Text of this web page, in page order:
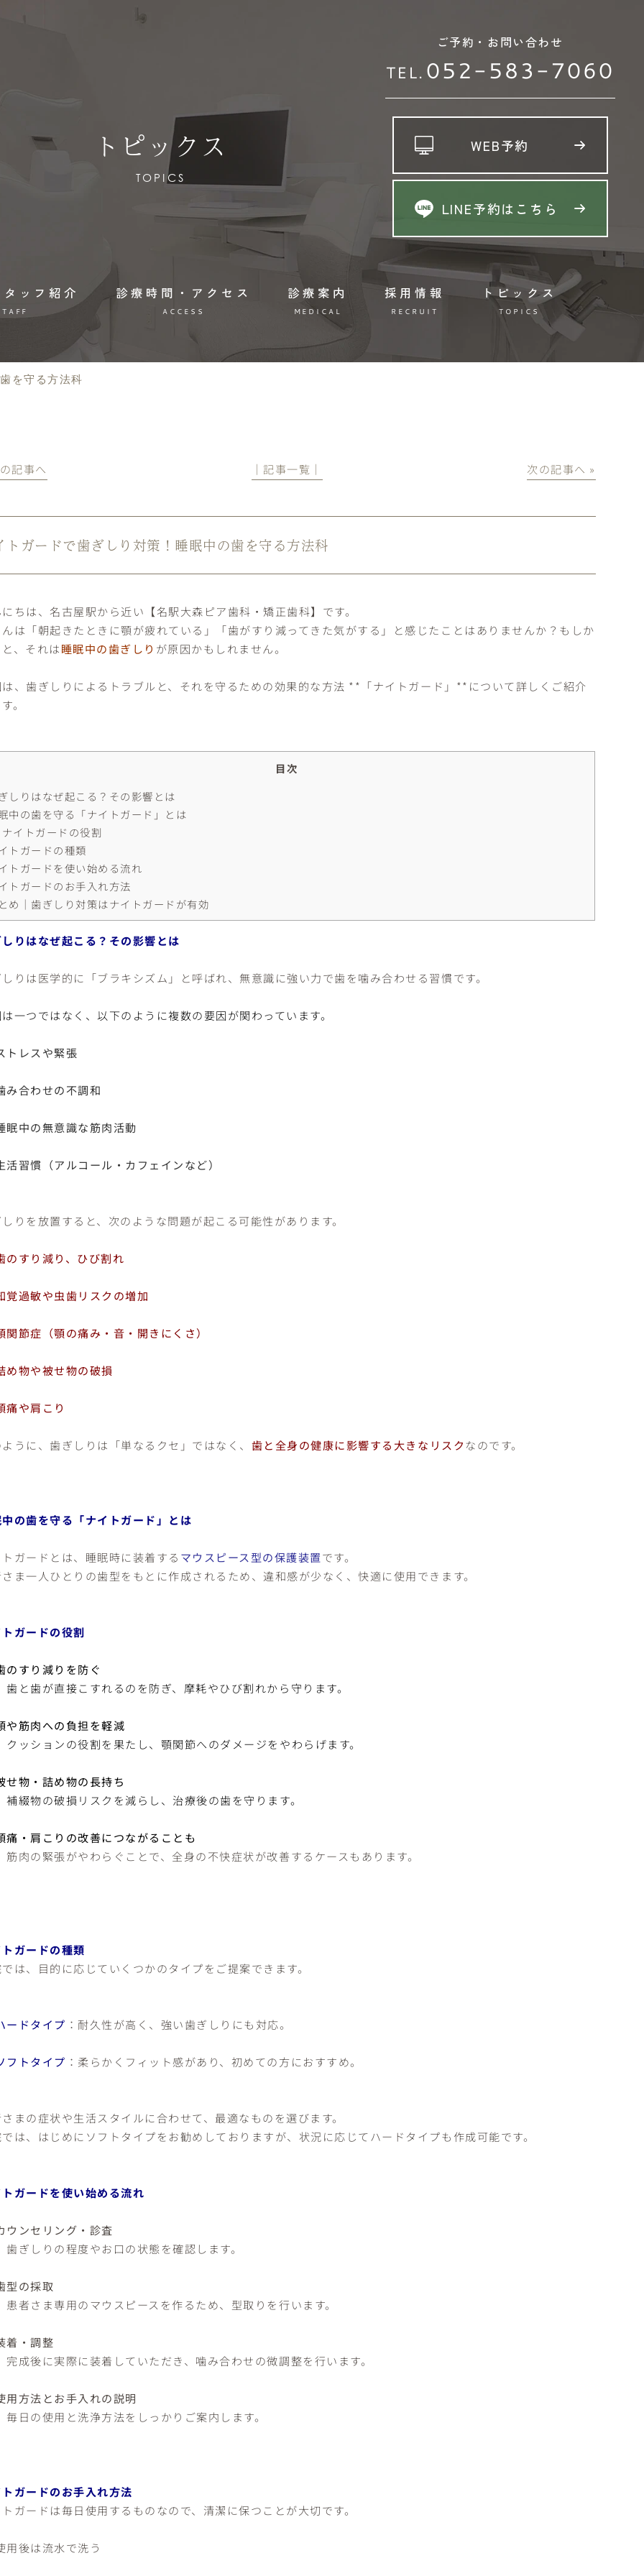
トピックス
TOPICS
ッフ紹介 診療時間・アクセス
ACCESS
診療案内
MEDICAL
採用情報
RECRUIT
トピックス
TOPICS
ご予約・お問い合わせ
TEL. 052-583-7060
WEB予約
LINE予約はこちら
を守る方法科
記事へ │記事一覧│ 次の記事へ »
トガードで歯ぎしり対策！睡眠中の歯を守る方法科
ちは、名古屋駅から近い【名駅大森ピア歯科・矯正歯科】です。
は「朝起きたときに顎が疲れている」「歯がすり減ってきた気がする」と感じたことはありませんか？もしか
、それは睡眠中の歯ぎしり が原因かもしれません。
、歯ぎしりによるトラブルと、それを守るための効果的な方法 **「ナイトガード」**について詳しくご紹介
。
目次
しりはなぜ起こる？その影響とは
中の歯を守る「ナイトガード」とは
ナイトガードの役割
トガードの種類
トガードを使い始める流れ
トガードのお手入れ方法
め｜歯ぎしり対策はナイトガードが有効
りはなぜ起こる？その影響とは
りは医学的に「ブラキシズム」と呼ばれ、無意識に強い力で歯を噛み合わせる習慣です。
一つではなく、以下のように複数の要因が関わっています。
トレスや緊張
み合わせの不調和
眠中の無意識な筋肉活動
活習慣（アルコール・カフェインなど）
りを放置すると、次のような問題が起こる可能性があります。
のすり減り、ひび割れ
覚過敏や虫歯リスクの増加
関節症（顎の痛み・音・開きにくさ）
め物や被せ物の破損
痛や肩こり
うに、歯ぎしりは「単なるクセ」ではなく、 歯と全身の健康に影響する大きなリスクなのです。
の歯を守る「ナイトガード」とは
ガードとは、睡眠時に装着する マウスピース型の保護装置です。
ま一人ひとりの歯型をもとに作成されるため、違和感が少なく、快適に使用できます。
ガードの役割
のすり減りを防ぐ
と歯が直接こすれるのを防ぎ、摩耗やひび割れから守ります。
や筋肉への負担を軽減
ッションの役割を果たし、顎関節へのダメージをやわらげます。
せ物・詰め物の長持ち
綴物の破損リスクを減らし、治療後の歯を守ります。
痛・肩こりの改善につながることも
肉の緊張がやわらぐことで、全身の不快症状が改善するケースもあります。
ガードの種類
は、目的に応じていくつかのタイプをご提案できます。
ードタイプ ：耐久性が高く、強い歯ぎしりにも対応。
フトタイプ ：柔らかくフィット感があり、初めての方におすすめ。
まの症状や生活スタイルに合わせて、最適なものを選びます。
は、はじめにソフトタイプをお勧めしておりますが、状況に応じてハードタイプも作成可能です。
ガードを使い始める流れ
ウンセリング・診査
ぎしりの程度やお口の状態を確認します。
型の採取
者さま専用のマウスピースを作るため、型取りを行います。
着・調整
成後に実際に装着していただき、噛み合わせの微調整を行います。
用方法とお手入れの説明
日の使用と洗浄方法をしっかりご案内します。
ガードのお手入れ方法
ガードは毎日使用するものなので、清潔に保つことが大切です。
用後は流水で洗う